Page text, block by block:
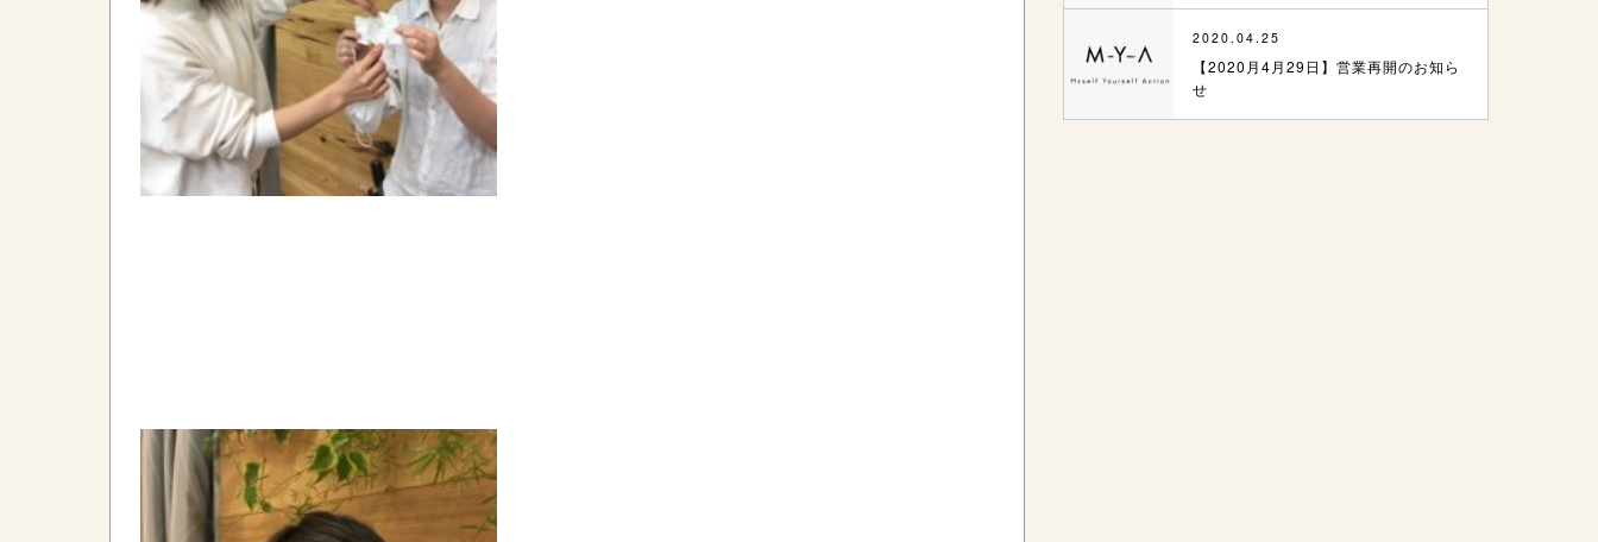
2020.04.25
【2020月4月29日】営業再開のお知ら
せ